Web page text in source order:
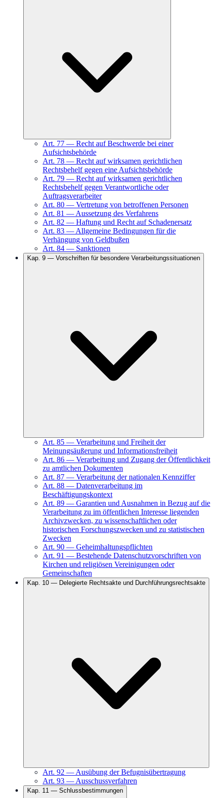
Art. 77 — Recht auf Beschwerde bei einer
Aufsichtsbehörde
Art. 78 — Recht auf wirksamen gerichtlichen
Rechtsbehelf gegen eine Aufsichtsbehörde
Art. 79 — Recht auf wirksamen gerichtlichen
Rechtsbehelf gegen Verantwortliche oder
Auftragsverarbeiter
Art. 80 — Vertretung von betroffenen Personen
Art. 81 — Aussetzung des Verfahrens
Art. 82 — Haftung und Recht auf Schadenersatz
Art. 83 — Allgemeine Bedingungen für die
Verhängung von Geldbußen
Art. 84 — Sanktionen
Kap. 9 — Vorschriften für besondere Verarbeitungssituationen
Art. 85 — Verarbeitung und Freiheit der
Meinungsäußerung und Informationsfreiheit
Art. 86 — Verarbeitung und Zugang der Öffentlichkeit
zu amtlichen Dokumenten
Art. 87 — Verarbeitung der nationalen Kennziffer
Art. 88 — Datenverarbeitung im
Beschäftigungskontext
Art. 89 — Garantien und Ausnahmen in Bezug auf die
Verarbeitung zu im öffentlichen Interesse liegenden
Archivzwecken, zu wissenschaftlichen oder
historischen Forschungszwecken und zu statistischen
Zwecken
Art. 90 — Geheimhaltungspflichten
Art. 91 — Bestehende Datenschutzvorschriften von
Kirchen und religiösen Vereinigungen oder
Gemeinschaften
Kap. 10 — Delegierte Rechtsakte und Durchführungsrechtsakte
Art. 92 — Ausübung der Befugnisübertragung
Art. 93 — Ausschussverfahren
Kap. 11 — Schlussbestimmungen